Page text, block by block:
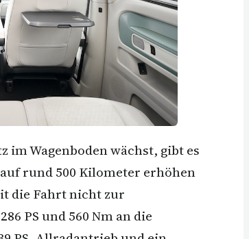
im Wagenboden wächst, gibt es
rund 500 Kilometer erhöhen
die Fahrt nicht zur
PS und 560 Nm an die